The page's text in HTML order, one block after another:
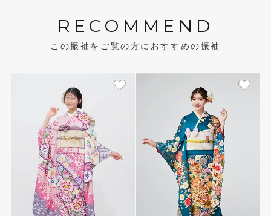
RECOMMEND
この振袖をご覧の方におすすめの振袖